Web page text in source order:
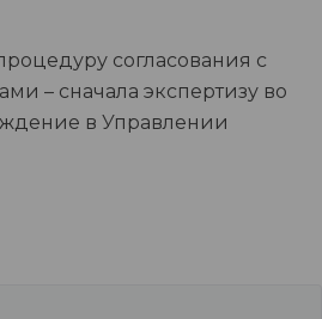
согласования с
– сначала экспертизу во
в Управлении